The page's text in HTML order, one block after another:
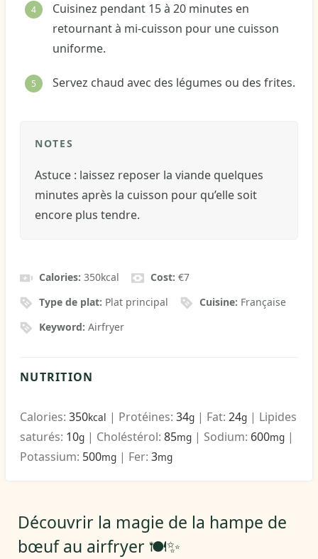
Cuisinez pendant 15 à 20 minutes en
retournant à mi-cuisson pour une cuisson
uniforme.
Servez chaud avec des légumes ou des frites.
NOTES
Astuce : laissez reposer la viande quelques
minutes après la cuisson pour qu’elle soit
encore plus tendre.
Calories:350kcal Cost:€7
Type de plat: Plat principal Cuisine: Française
Keyword:Airfryer
NUTRITION
Calories: 350kcal | Protéines: 34g | Fat: 24g | Lipides
saturés: 10g | Choléstérol: 85mg | Sodium: 600mg |
Potassium: 500mg | Fer: 3mg
Découvrir la magie de la hampe de
bœuf au airfryer 🍽️✨